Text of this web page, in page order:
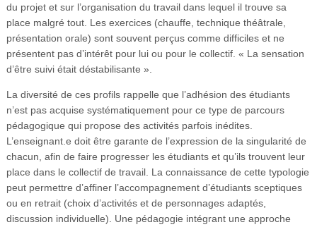
du projet et sur l’organisation du travail dans lequel il trouve sa
place malgré tout. Les exercices (chauffe, technique théâtrale,
présentation orale) sont souvent perçus comme difficiles et ne
présentent pas d’intérêt pour lui ou pour le collectif. « La sensation
d’être suivi était déstabilisante ».
La diversité de ces profils rappelle que l’adhésion des étudiants
n’est pas acquise systématiquement pour ce type de parcours
pédagogique qui propose des activités parfois inédites.
L’enseignant.e doit être garante de l’expression de la singularité de
chacun, afin de faire progresser les étudiants et qu’ils trouvent leur
place dans le collectif de travail. La connaissance de cette typologie
peut permettre d’affiner l’accompagnement d’étudiants sceptiques
ou en retrait (choix d’activités et de personnages adaptés,
discussion individuelle). Une pédagogie intégrant une approche